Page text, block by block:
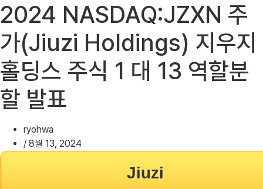
2024 NASDAQ:JZXN 주
가(Jiuzi Holdings) 지우지
홀딩스 주식 1 대 13 역할분
할 발표
ryohwa
/ 8월 13, 2024
Jiuzi